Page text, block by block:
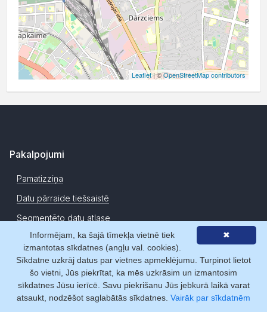
Leaflet| ©OpenStreetMap contributors
Pakalpojumi
Pamatizziņa
Datu pārraide tiešsaistē
Segmentēto datu atlase
Uzņēmumu novērtēšanas rīki
Datu izmaiņu monitorings
Sadarbības veidi
✖
Informējam, ka šajā tīmekļa vietnē tiek
izmantotas sīkdatnes (angļu val. cookies).
Sīkdatne uzkrāj datus par vietnes apmeklējumu. Turpinot lietot
šo vietni, Jūs piekrītat, ka mēs uzkrāsim un izmantosim
sīkdatnes Jūsu ierīcē. Savu piekrišanu Jūs jebkurā laikā varat
atsaukt, nodzēšot saglabātās sīkdatnes. Vairāk par sīkdatnēm